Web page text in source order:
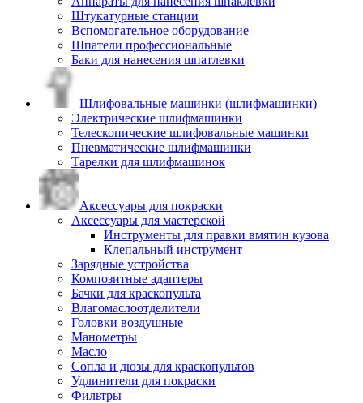
Штукатурные станции
Вспомогательное оборудование
Шпатели профессиональные
Баки для нанесения шпатлевки
Шлифовальные машинки (шлифмашинки)
Электрические шлифмашинки
Телескопические шлифовальные машинки
Пневматические шлифмашинки
Тарелки для шлифмашинок
Аксессуары для покраски
Аксессуары для мастерской
Инструменты для правки вмятин кузова
Клепальный инструмент
Зарядные устройства
Композитные адаптеры
Бачки для краскопульта
Влагомаслоотделители
Головки воздушные
Манометры
Масло
Сопла и дюзы для краскопультов
Удлинители для покраски
Фильтры